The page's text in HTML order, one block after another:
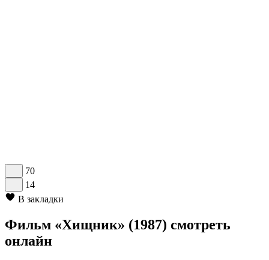
70
14
В закладки
Фильм «Хищник» (1987) смотреть
онлайн